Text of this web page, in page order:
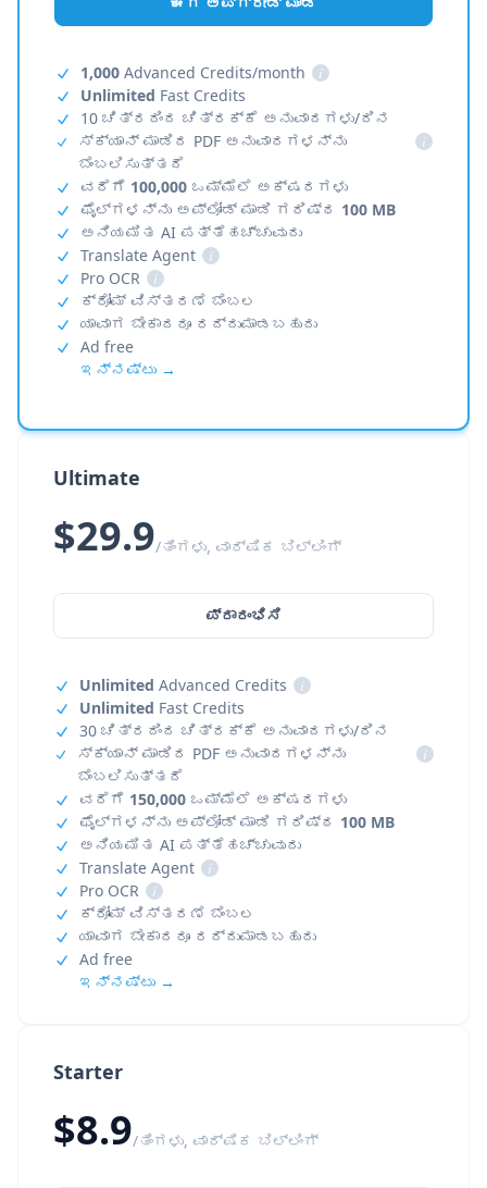
Starter
$8.9/ತಿಂಗಳು, ವಾರ್ಷಿಕ ಬಿಲ್ಲಿಂಗ್
1,000 Advanced Credits/month
i
Unlimited Fast Credits
10 ಚಿತ್ರದಿಂದ ಚಿತ್ರಕ್ಕೆ ಅನುವಾದಗಳು/ದಿನ
ಸ್ಕ್ಯಾನ್ ಮಾಡಿದ PDF ಅನುವಾದಗಳನ್ನು
ಬೆಂಬಲಿಸುತ್ತದೆ
i
ವರೆಗೆ 100,000 ಒಮ್ಮೆಲೆ ಅಕ್ಷರಗಳು
ಫೈಲ್‌ಗಳನ್ನು ಅಪ್‌ಲೋಡ್ ಮಾಡಿ ಗರಿಷ್ಠ 100 MB
ಅನಿಯಮಿತ AI ಪತ್ತೆಹಚ್ಚುವುದು
Translate Agent
i
Pro OCR
i
ಕ್ರೋಮ್ ವಿಸ್ತರಣೆ ಬೆಂಬಲ
ಯಾವಾಗ ಬೇಕಾದರೂ ರದ್ದುಮಾಡಬಹುದು
Ad free
ಇನ್ನಷ್ಟು →
Ultimate
$29.9/ತಿಂಗಳು, ವಾರ್ಷಿಕ ಬಿಲ್ಲಿಂಗ್
ಪ್ರಾರಂಭಿಸಿ
Unlimited Advanced Credits
i
Unlimited Fast Credits
30 ಚಿತ್ರದಿಂದ ಚಿತ್ರಕ್ಕೆ ಅನುವಾದಗಳು/ದಿನ
ಸ್ಕ್ಯಾನ್ ಮಾಡಿದ PDF ಅನುವಾದಗಳನ್ನು
ಬೆಂಬಲಿಸುತ್ತದೆ
i
ವರೆಗೆ 150,000 ಒಮ್ಮೆಲೆ ಅಕ್ಷರಗಳು
ಫೈಲ್‌ಗಳನ್ನು ಅಪ್‌ಲೋಡ್ ಮಾಡಿ ಗರಿಷ್ಠ 100 MB
ಅನಿಯಮಿತ AI ಪತ್ತೆಹಚ್ಚುವುದು
Translate Agent
i
Pro OCR
i
ಕ್ರೋಮ್ ವಿಸ್ತರಣೆ ಬೆಂಬಲ
ಯಾವಾಗ ಬೇಕಾದರೂ ರದ್ದುಮಾಡಬಹುದು
Ad free
ಇನ್ನಷ್ಟು →